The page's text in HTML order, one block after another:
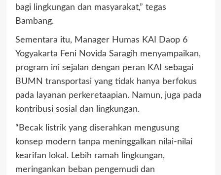
bagi lingkungan dan masyarakat,” tegas
Bambang.
Sementara itu, Manager Humas KAI Daop 6
Yogyakarta Feni Novida Saragih menyampaikan,
program ini sejalan dengan peran KAI sebagai
BUMN transportasi yang tidak hanya berfokus
pada layanan perkeretaapian. Namun, juga pada
kontribusi sosial dan lingkungan.
“Becak listrik yang diserahkan mengusung
konsep modern tanpa meninggalkan nilai-nilai
kearifan lokal. Lebih ramah lingkungan,
meringankan beban pengemudi dan